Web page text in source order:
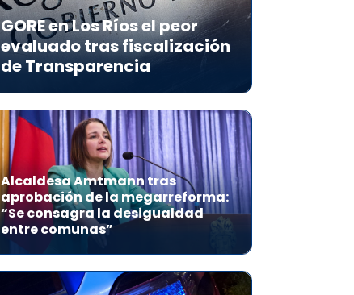
GORE en Los Ríos el peor
evaluado tras fiscalización
de Transparencia
Alcaldesa Amtmann tras
aprobación de la megarreforma:
“Se consagra la desigualdad
entre comunas”